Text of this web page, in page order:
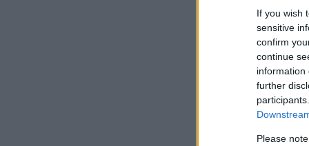
If you wish
sensitive
confirm
continue
information
further
Please